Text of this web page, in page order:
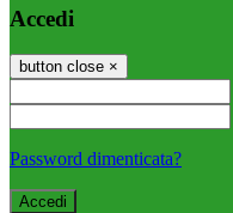
Accedi
button close ×
Password dimenticata?